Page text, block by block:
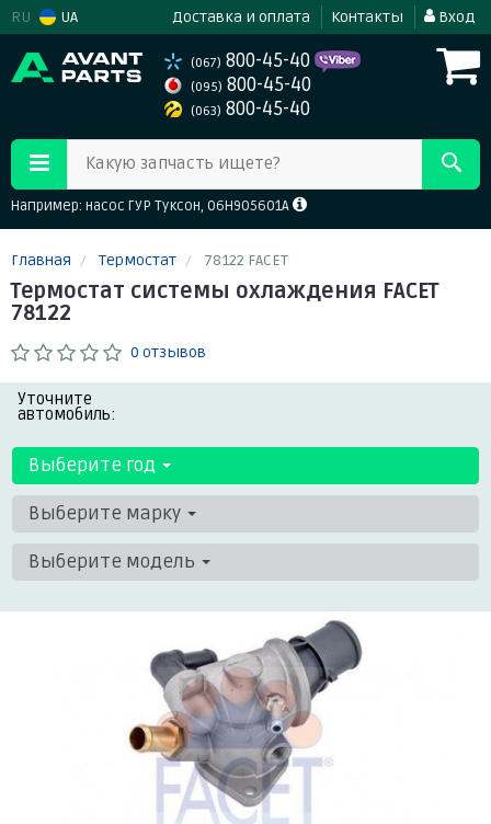
RU UA Доставка и оплата Контакты Вход
(067) 800-45-40
(095) 800-45-40
(063) 800-45-40
Какую запчасть ищете?
Например: насос ГУР Туксон, 06H905601A
Главная Термостат 78122 FACET
Термостат системы охлаждения FACET
78122
0 отзывов
Уточните
автомобиль:
Выберите год
Выберите марку
Выберите модель